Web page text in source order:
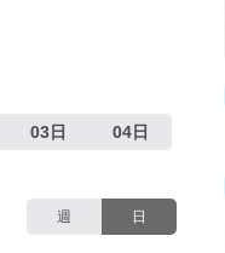
03日 04日
週 日